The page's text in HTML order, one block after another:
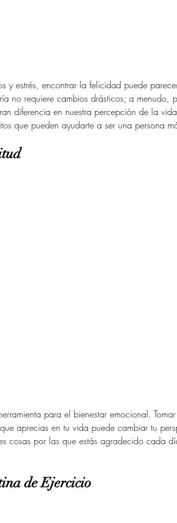
y estrés, encontrar la felicidad puede
no requiere cambios drásticos; a menudo,
diferencia en nuestra percepción de la
que pueden ayudarte a ser una persona
para el bienestar emocional.
aprecias en tu vida puede cambiar tu
cosas por las que estás agradecido cada
de Ejercicio